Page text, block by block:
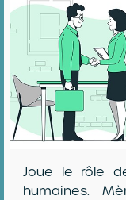
Joue le rôle
humaines.